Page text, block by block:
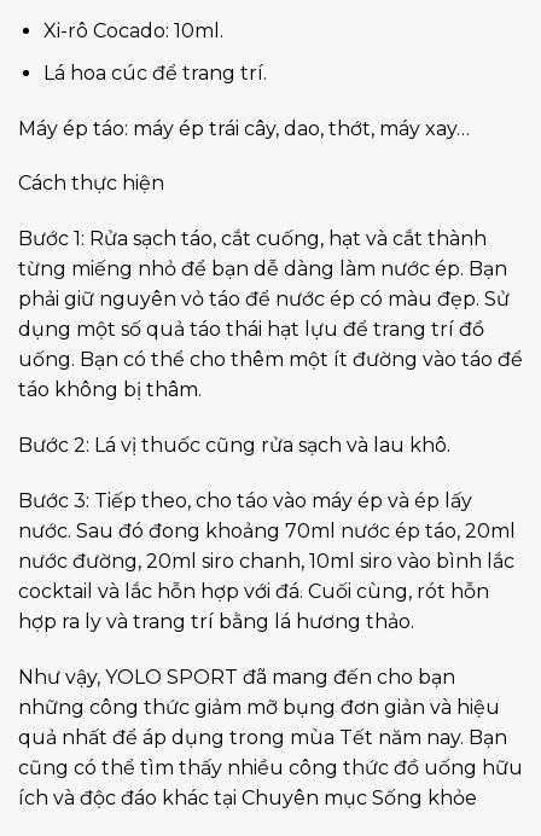
Xi-rô Cocado: 10ml.
Lá hoa cúc để trang trí.
Máy ép táo: máy ép trái cây, dao, thớt, máy xay…
Cách thực hiện
Bước 1: Rửa sạch táo, cắt cuống, hạt và cắt thành
từng miếng nhỏ để bạn dễ dàng làm nước ép. Bạn
phải giữ nguyên vỏ táo để nước ép có màu đẹp. Sử
dụng một số quả táo thái hạt lựu để trang trí đồ
uống. Bạn có thể cho thêm một ít đường vào táo để
táo không bị thâm.
Bước 2: Lá vị thuốc cũng rửa sạch và lau khô.
Bước 3: Tiếp theo, cho táo vào máy ép và ép lấy
nước. Sau đó đong khoảng 70ml nước ép táo, 20ml
nước đường, 20ml siro chanh, 10ml siro vào bình lắc
cocktail và lắc hỗn hợp với đá. Cuối cùng, rót hỗn
hợp ra ly và trang trí bằng lá hương thảo.
Như vậy, YOLO SPORT đã mang đến cho bạn
những công thức giảm mỡ bụng đơn giản và hiệu
quả nhất để áp dụng trong mùa Tết năm nay. Bạn
cũng có thể tìm thấy nhiều công thức đồ uống hữu
ích và độc đáo khác tại Chuyên mục Sống khỏe